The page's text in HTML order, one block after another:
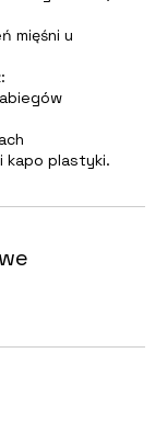
mięśni u
plastyki.